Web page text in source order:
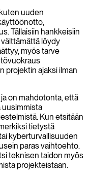
uuden
Tällaisiin hankkeisiin
löydy
myös tarve
projektin ajaksi ilman
on mahdotonta, että
uusimmista
Kun etsitään
tietystä
kyberturvallisuuden
paras vaihtoehto.
teknisen taidon myös
projekteistaan.